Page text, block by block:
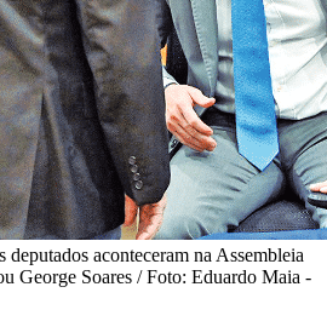
deputados aconteceram na Assembleia
George Soares / Foto: Eduardo Maia -